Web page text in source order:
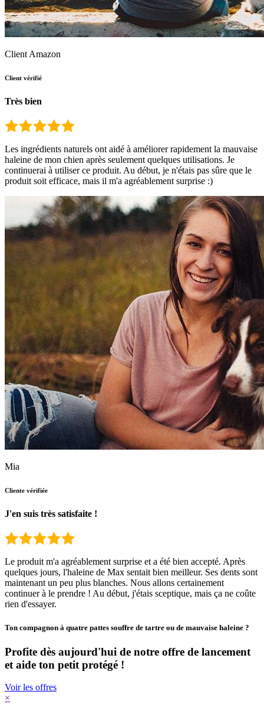
Client Amazon
Client vérifié
Très bien
Les ingrédients naturels ont aidé à améliorer rapidement la mauvaise
haleine de mon chien après seulement quelques utilisations. Je
continuerai à utiliser ce produit. Au début, je n'étais pas sûre que le
produit soit efficace, mais il m'a agréablement surprise :)
Mia
Cliente vérifiée
J'en suis très satisfaite !
Le produit m'a agréablement surprise et a été bien accepté. Après
quelques jours, l'haleine de Max sentait bien meilleur. Ses dents sont
maintenant un peu plus blanches. Nous allons certainement
continuer à le prendre ! Au début, j'étais sceptique, mais ça ne coûte
rien d'essayer.
Ton compagnon à quatre pattes souffre de tartre ou de mauvaise haleine ?
Profite dès aujourd'hui de notre offre de lancement
et aide ton petit protégé !
Voir les offres
×